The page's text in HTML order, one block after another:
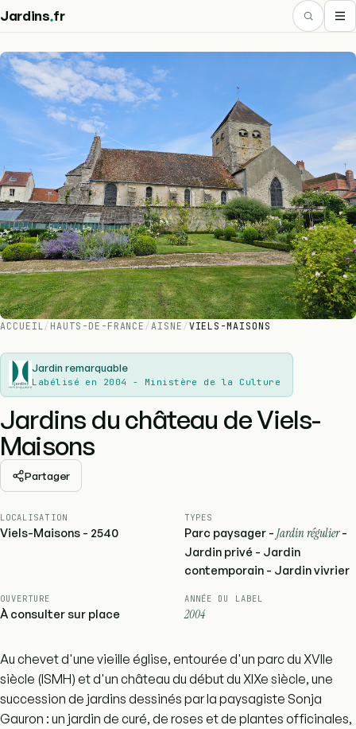
Jardins.fr
ACCUEIL/ HAUTS-DE-FRANCE /AISNE / VIELS-MAISONS
Jardin remarquable
Labélisé en 2004 - Ministère de la Culture
Jardins du château de Viels-
Maisons
Partager
LOCALISATION
Viels-Maisons - 2540
TYPES
Parc paysager - Jardin régulier-
Jardin privé - Jardin
contemporain - Jardin vivrier
OUVERTURE
À consulter sur place
ANNÉE DU LABEL
2004
Au chevet d'une vieille église, entourée d'un parc du XVIIe
siècle (ISMH) et d'un château du début du XIXe siècle, une
succession de jardins dessinés par la paysagiste Sonja
Gauron : un jardin de curé, de roses et de plantes officinales,